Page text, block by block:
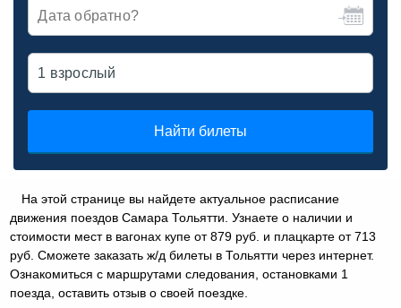
Найти билеты
На этой странице вы найдете актуальное расписание
движения поездов Самара Тольятти. Узнаете о наличии и
стоимости мест в вагонах купе от 879 руб. и плацкарте от 713
руб. Сможете заказать ж/д билеты в Тольятти через интернет.
Ознакомиться с маршрутами следования, остановками 1
поезда, оставить отзыв о своей поездке.